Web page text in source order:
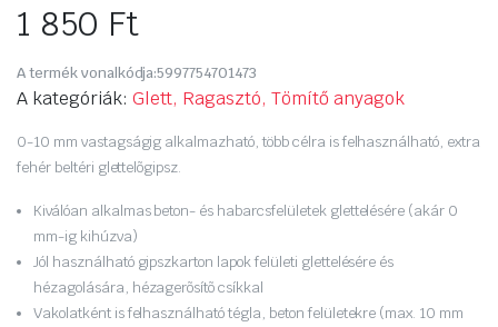
1 850 Ft
A termék vonalkódja:5997754701473
A kategóriák: Glett, Ragasztó, Tömítő anyagok
0-10 mm vastagságig alkalmazható, több célra is felhasználható, extra
fehér beltéri glettelõgipsz.
Kiválóan alkalmas beton- és habarcsfelületek glettelésére (akár 0
mm-ig kihúzva)
Jól használható gipszkarton lapok felületi glettelésére és
hézagolására, hézagerõsítõ csíkkal
Vakolatként is felhasználható tégla, beton felületekre (max. 10 mm